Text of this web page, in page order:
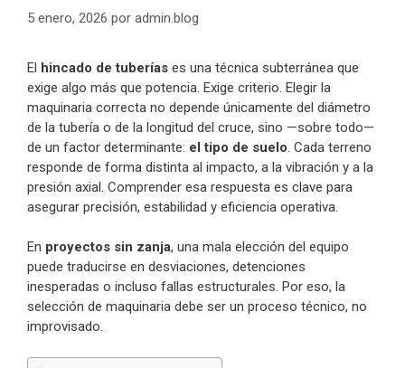
5 enero, 2026 por admin.blog
El hincado de tuberías es una técnica subterránea que
exige algo más que potencia. Exige criterio. Elegir la
maquinaria correcta no depende únicamente del diámetro
de la tubería o de la longitud del cruce, sino —sobre todo—
de un factor determinante: el tipo de suelo . Cada terreno
responde de forma distinta al impacto, a la vibración y a la
presión axial. Comprender esa respuesta es clave para
asegurar precisión, estabilidad y eficiencia operativa.
En proyectos sin zanja, una mala elección del equipo
puede traducirse en desviaciones, detenciones
inesperadas o incluso fallas estructurales. Por eso, la
selección de maquinaria debe ser un proceso técnico, no
improvisado.